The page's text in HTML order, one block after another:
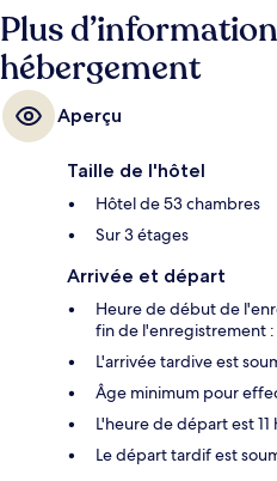
bar en bord de piscine, un centre de
fitness. Les autres voyageurs ne
le personnel attentionné.
Plus
hébergement
Aperçu
Taille de l'hôtel
Hôtel de 53 chambres
Sur 3 étages
Arrivée et départ
Heure de début de
fin de l'enregistrement :
L'arrivée tardive est
Âge minimum pour
L'heure de départ est 11
Le départ tardif est